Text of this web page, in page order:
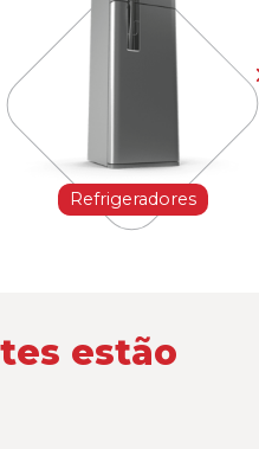
Refrigeradores
estão